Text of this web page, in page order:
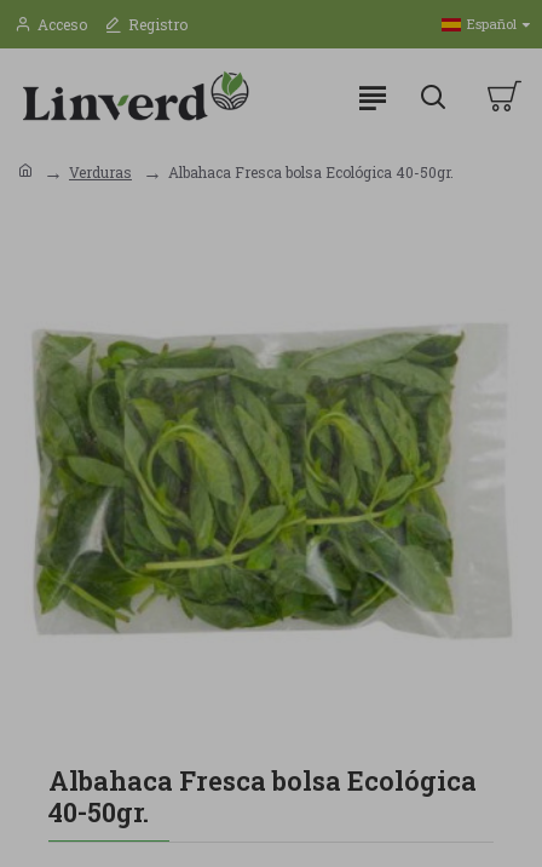
Acceso Registro Español
Verduras Albahaca Fresca bolsa Ecológica 40-50gr.
Albahaca Fresca bolsa Ecológica
40-50gr.